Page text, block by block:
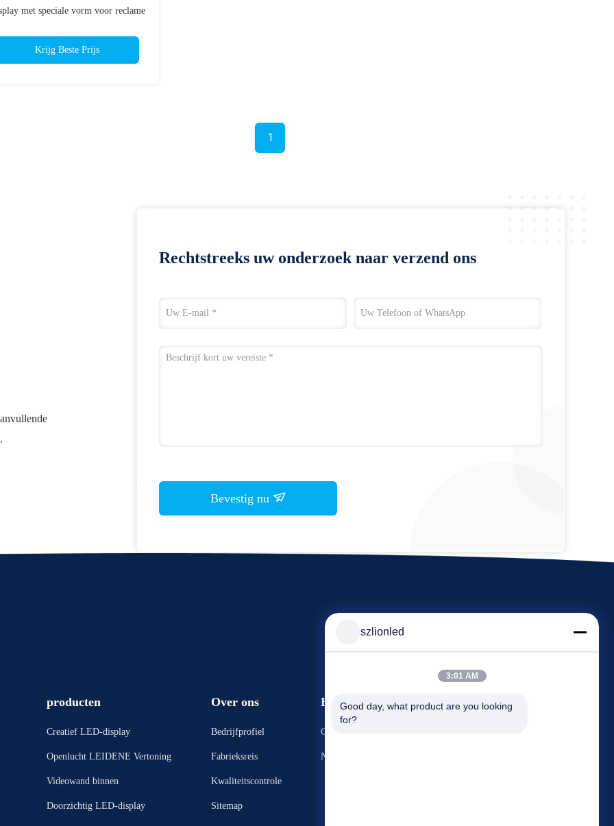
met speciale vorm voor reclame
Krijg Beste Prijs
1
Rechtstreeks uw onderzoek naar verzend ons
Bevestig nu
producten
Creatief LED-display
Openlucht LEIDENE Vertoning
Videowand binnen
Doorzichtig LED-display
Over ons
Bedrijfprofiel
Fabrieksreis
Kwaliteitscontrole
Sitemap
Evenementen
Gevallen
Nieuws
Verzoek om een Citaat
szlionled
3:01 AM
Good day, what product are you looking
for?